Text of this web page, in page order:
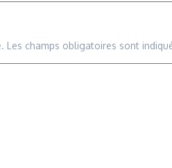
Les champs obligatoires sont